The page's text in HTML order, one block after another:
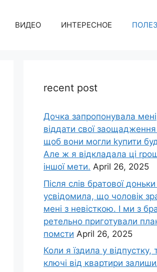
ВИДЕО ИНТЕРЕСНОЕ
recent post
Дочка запpопонувала мені
віддати свої заощадження
щоб вони могли kупити
Але ж я відкладала ці
іншої мети. April 26, 2025
Після слів братової
усвідомила, що чоловік
мені з невісткою. І ми з
ретельно приготували
помсти April 26, 2025
Коли я їздила у відпустку,
ключі від квартири